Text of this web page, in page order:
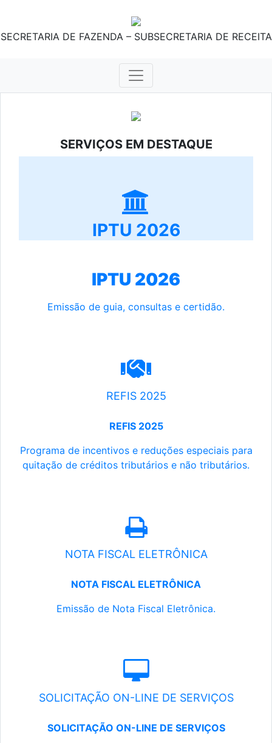
SECRETARIA DE FAZENDA – SUBSECRETARIA DE RECEITA
SERVIÇOS EM DESTAQUE
IPTU 2026
IPTU 2026
Emissão de guia, consultas e certidão.
REFIS 2025
REFIS 2025
Programa de incentivos e reduções especiais para
quitação de créditos tributários e não tributários.
NOTA FISCAL ELETRÔNICA
NOTA FISCAL ELETRÔNICA
Emissão de Nota Fiscal Eletrônica.
SOLICITAÇÃO ON-LINE DE SERVIÇOS
SOLICITAÇÃO ON-LINE DE SERVIÇOS